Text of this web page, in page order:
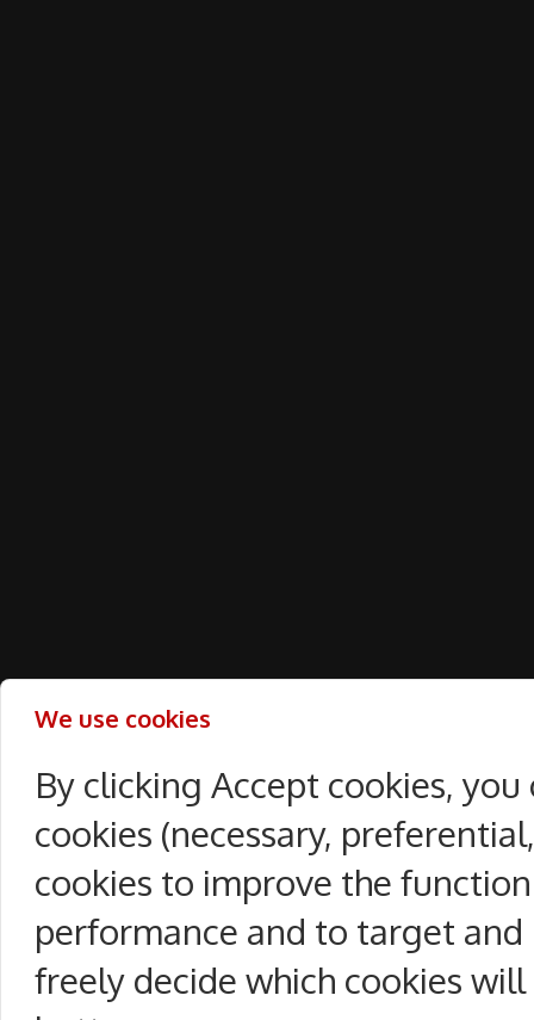
We use cookies
By clicking Accept cookies,
cookies (necessary,
cookies to improve the
performance and to target and
freely decide which cookies